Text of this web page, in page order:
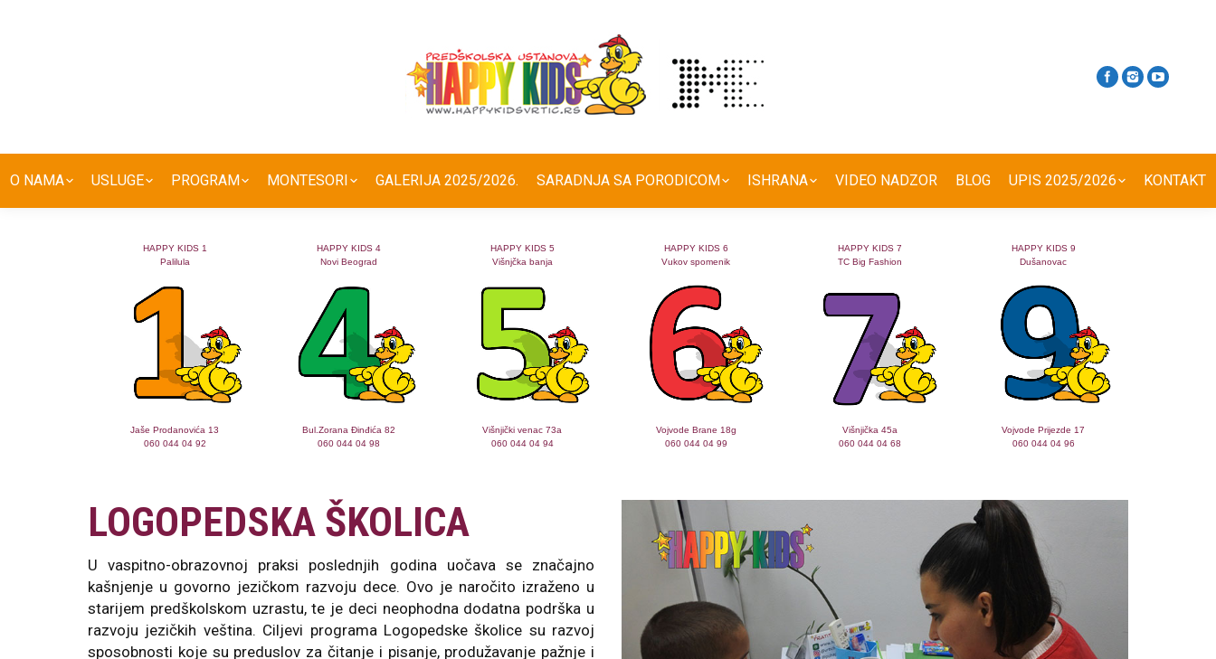
O NAMA USLUGE PROGRAM MONTESORI GALERIJA 2025/2026. SARADNJA SA PORODICOM ISHRANA VIDEO NADZOR BLOG UPIS 2025/2026 KONTAKT
HAPPY KIDS 1
Palilula
Jaše Prodanovića 13
060 044 04 92
HAPPY KIDS 4
Novi Beograd
Bul.Zorana Đinđića 82
060 044 04 98
HAPPY KIDS 5
Višnjčka banja
Višnjički venac 73a
060 044 04 94
HAPPY KIDS 6
Vukov spomenik
Vojvode Brane 18g
060 044 04 99
HAPPY KIDS 7
TC Big Fashion
Višnjička 45a
060 044 04 68
HAPPY KIDS 9
Dušanovac
Vojvode Prijezde 17
060 044 04 96
LOGOPEDSKA ŠKOLICA
U vaspitno-obrazovnoj praksi poslednjih godina uočava se značajno
kašnjenje u govorno jezičkom razvoju dece. Ovo je naročito izraženo u
starijem predškolskom uzrastu, te je deci neophodna dodatna podrška u
razvoju jezičkih veština. Ciljevi programa Logopedske školice su razvoj
sposobnosti koje su preduslov za čitanje i pisanje, produžavanje pažnje i